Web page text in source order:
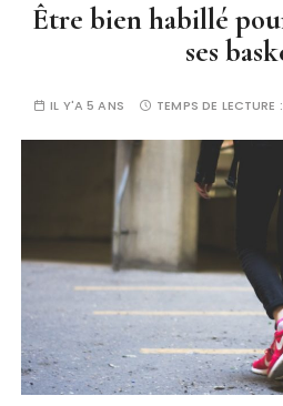
Être bien habillé
ses
IL Y'A 5 ANS TEMPS DE LECTURE :